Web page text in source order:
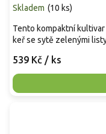
Skladem (10 ks)
539 Kč / ks
Tento kompaktní
keř se sytě zelenými